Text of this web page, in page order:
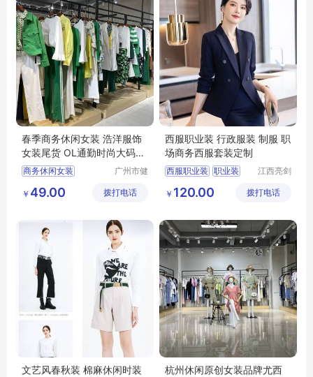
春季商务休闲女装 浩洋服饰
女装尾货 OL通勤时尚大码女
装货源供应
商务休闲女装
广州市健
限公司
￥ 49.00 拨打电话
西服职业装 行政服装 制服 职
场商务西服套装定制
西服职业装 职业装
江西亮剑
公司
￥ 120.00 拨打电话
文艺风春秋装 棉麻休闲时装
杭州休闲原创女装品牌尤西